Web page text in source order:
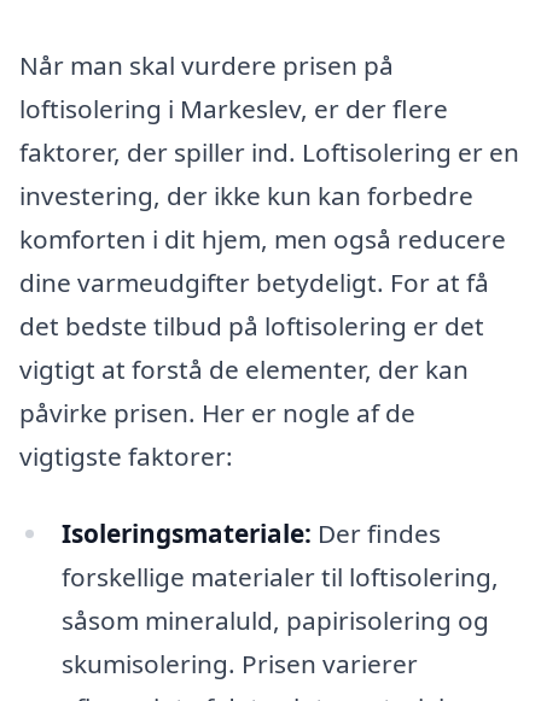
Når man skal vurdere prisen på
loftisolering i Markeslev, er der flere
faktorer, der spiller ind. Loftisolering er en
investering, der ikke kun kan forbedre
komforten i dit hjem, men også reducere
dine varmeudgifter betydeligt. For at få
det bedste tilbud på loftisolering er det
vigtigt at forstå de elementer, der kan
påvirke prisen. Her er nogle af de
vigtigste faktorer:
Isoleringsmateriale: Der findes
forskellige materialer til loftisolering,
såsom mineraluld, papirisolering og
skumisolering. Prisen varierer